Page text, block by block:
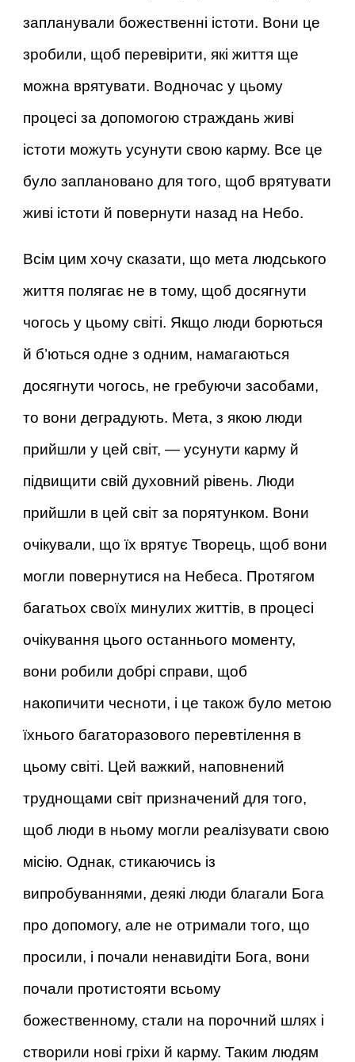
запланували божественні істоти. Вони це
зробили, щоб перевірити, які життя ще
можна врятувати. Водночас у цьому
процесі за допомогою страждань живі
істоти можуть усунути свою карму. Все це
було заплановано для того, щоб врятувати
живі істоти й повернути назад на Небо.
Всім цим хочу сказати, що мета людського
життя полягає не в тому, щоб досягнути
чогось у цьому світі. Якщо люди борються
й б’ються одне з одним, намагаються
досягнути чогось, не гребуючи засобами,
то вони деградують. Мета, з якою люди
прийшли у цей світ, — усунути карму й
підвищити свій духовний рівень. Люди
прийшли в цей світ за порятунком. Вони
очікували, що їх врятує Творець, щоб вони
могли повернутися на Небеса. Протягом
багатьох своїх минулих життів, в процесі
очікування цього останнього моменту,
вони робили добрі справи, щоб
накопичити чесноти, і це також було метою
їхнього багаторазового перевтілення в
цьому світі. Цей важкий, наповнений
труднощами світ призначений для того,
щоб люди в ньому могли реалізувати свою
місію. Однак, стикаючись із
випробуваннями, деякі люди благали Бога
про допомогу, але не отримали того, що
просили, і почали ненавидіти Бога, вони
почали протистояти всьому
божественному, стали на порочний шлях і
створили нові гріхи й карму. Таким людям